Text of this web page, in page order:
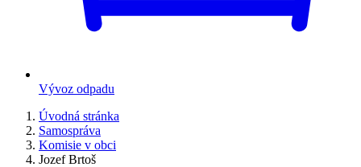
Vývoz odpadu
Úvodná stránka
Samospráva
Komisie v obci
Jozef Brtoš